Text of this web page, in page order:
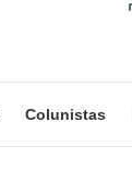
Colunistas